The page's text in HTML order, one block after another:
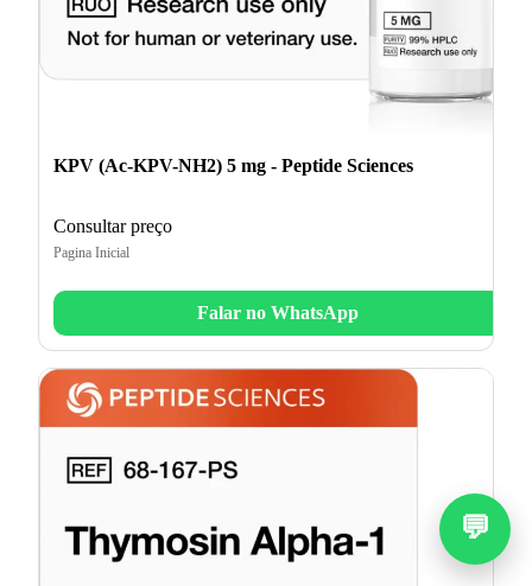
KPV (Ac-KPV-NH2) 5 mg - Peptide Sciences
Consultar preço
Pagina Inicial
Falar no WhatsApp
💬